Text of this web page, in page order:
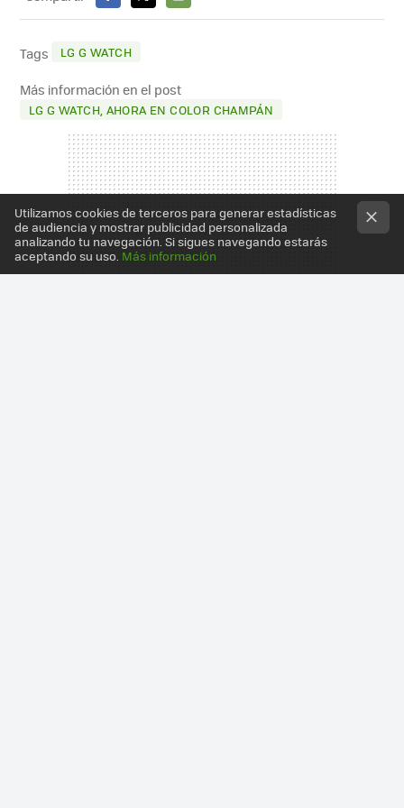
FACEBOOK
X
E-
Tags LG G WATCH
Más información en el post
LG G WATCH, AHORA EN COLOR CHAMPÁN
Utilizamos cookies de terceros para generar estadísticas
de audiencia y mostrar publicidad personalizada
analizando tu navegación. Si sigues navegando estarás
aceptando su uso. Más información